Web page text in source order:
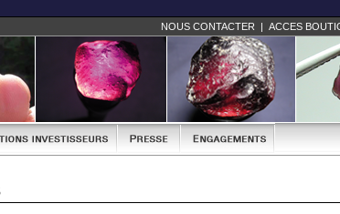
NOUS CONTACTER | ACCES